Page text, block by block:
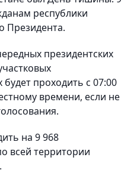
республики
Президента.
президентских
проходить с 07:00
времени, если не
на 9 968
всей территории